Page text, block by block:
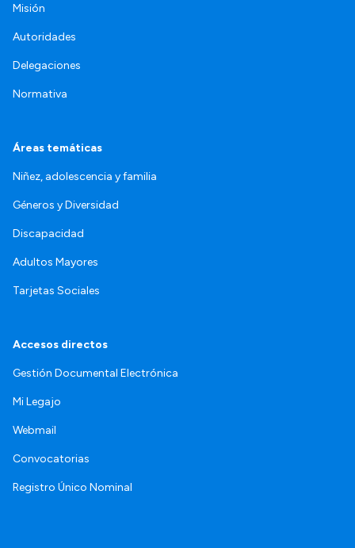
Misión
Autoridades
Delegaciones
Normativa
Áreas temáticas
Niñez, adolescencia y familia
Géneros y Diversidad
Discapacidad
Adultos Mayores
Tarjetas Sociales
Accesos directos
Gestión Documental Electrónica
Mi Legajo
Webmail
Convocatorias
Registro Único Nominal